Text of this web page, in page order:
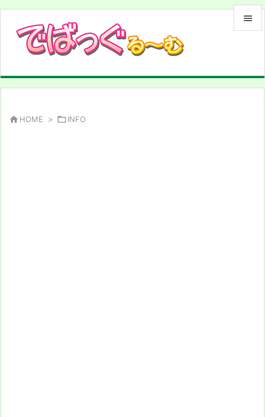


 HOME > INFO